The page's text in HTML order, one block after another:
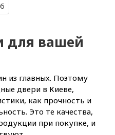
для вашей
из главных. Поэтому
двери в Киеве,
как прочность и
Это те качества,
при покупке, и